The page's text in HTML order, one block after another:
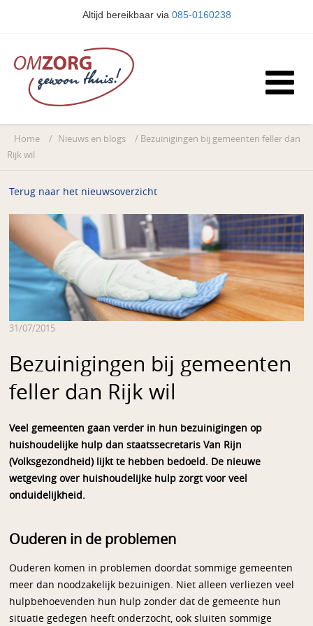
Altijd bereikbaar via 085-0160238
Home / Nieuws en blogs / Bezuinigingen bij gemeenten feller dan
Rijk wil
Terug naar het nieuwsoverzicht
31/07/2015
Bezuinigingen bij gemeenten
feller dan Rijk wil
Veel gemeenten gaan verder in hun bezuinigingen op
huishoudelijke hulp dan staatssecretaris Van Rijn
(Volksgezondheid) lijkt te hebben bedoeld. De nieuwe
wetgeving over huishoudelijke hulp zorgt voor veel
onduidelijkheid.
Ouderen in de problemen
Ouderen komen in problemen doordat sommige gemeenten
meer dan noodzakelijk bezuinigen. Niet alleen verliezen veel
hulpbehoevenden hun hulp zonder dat de gemeente hun
situatie gedegen heeft onderzocht, ook sluiten sommige